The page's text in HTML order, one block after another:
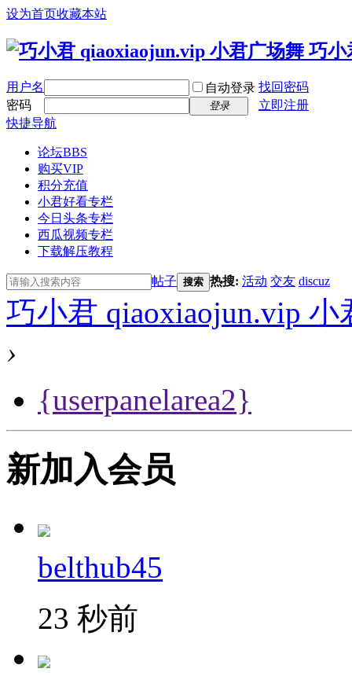
设为首页收藏本站
用户名 自动登录 找回密码
密码
登录
立即注册
快捷导航
论坛BBS
购买VIP
积分充值
小君好看专栏
今日头条专栏
西瓜视频专栏
下载解压教程
帖子 搜索 热搜: 活动 交友 discuz
巧小君 qiaoxiaojun.vip
›
{userpanelarea2}
新加入会员
belthub45
23 秒前